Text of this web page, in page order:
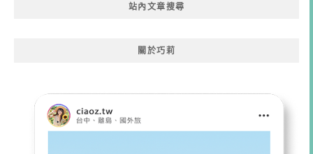
站內文章搜尋
關於巧莉